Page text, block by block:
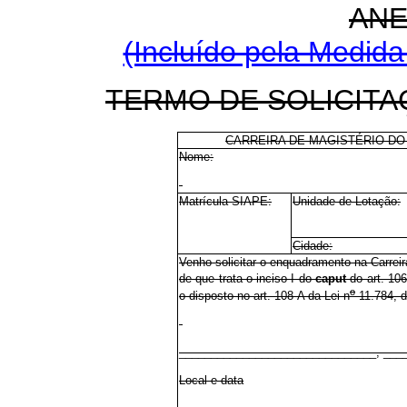
(Incluído pela
TERMO DE
CARREIRA DE MAGISTÉRIO
Nome:
Matrícula SIAPE: Unidade de Lotação:
Cidade:
Venho solicitar o enquadramento na
de que trata o inciso I docaputdo art.
o disposto no art. 108-A da Lei no11.784,
_______________________________,
Local e data